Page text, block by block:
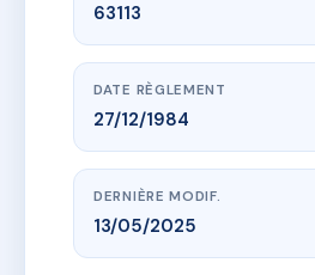
63113
DATE RÈGLEMENT
27/12/1984
DERNIÈRE MODIF.
13/05/2025